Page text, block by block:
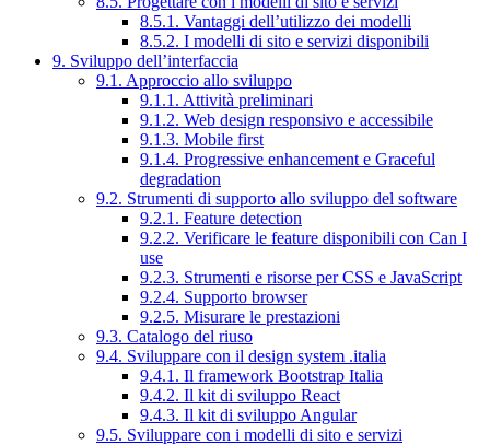
8.5.1. Vantaggi dell’utilizzo dei modelli
8.5.2. I modelli di sito e servizi disponibili
9. Sviluppo dell’interfaccia
9.1. Approccio allo sviluppo
9.1.1. Attività preliminari
9.1.2. Web design responsivo e accessibile
9.1.3. Mobile first
9.1.4. Progressive enhancement e Graceful
degradation
9.2. Strumenti di supporto allo sviluppo del software
9.2.1. Feature detection
9.2.2. Verificare le feature disponibili con Can I
use
9.2.3. Strumenti e risorse per CSS e JavaScript
9.2.4. Supporto browser
9.2.5. Misurare le prestazioni
9.3. Catalogo del riuso
9.4. Sviluppare con il design system .italia
9.4.1. Il framework Bootstrap Italia
9.4.2. Il kit di sviluppo React
9.4.3. Il kit di sviluppo Angular
9.5. Sviluppare con i modelli di sito e servizi